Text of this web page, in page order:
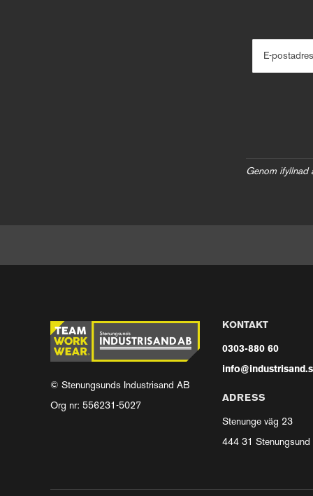
E-
Genom ifyllnad
© Stenungsunds Industrisand AB
Org nr: 556231-5027
KONTAKT
0303-880 60
ADRESS
Stenunge väg 23
444 31 Stenungsund